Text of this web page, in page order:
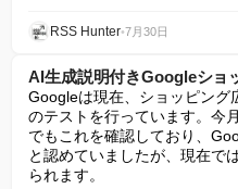
RSS Hunter•7月30日
AI生成説明付きGoogleショ
Googleは現在、ショッピング
のテストを行っています。今
でもこれを確認しており、
と認めていましたが、現在で
られます。